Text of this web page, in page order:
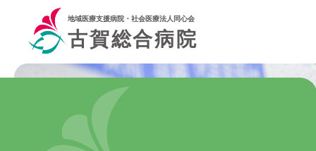
地域医療支援病院・社会医療法人同心会
古賀総合病院